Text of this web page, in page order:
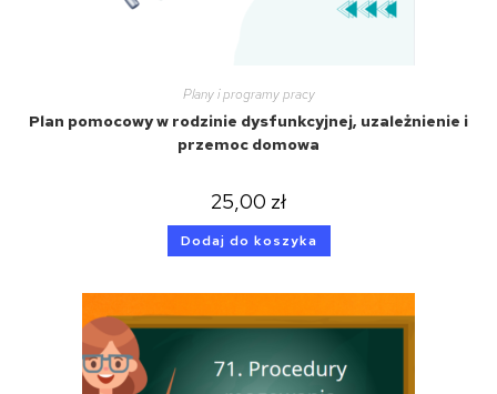
Plany i programy pracy
Plan pomocowy w rodzinie dysfunkcyjnej, uzależnienie i
przemoc domowa
25,00 zł
Dodaj do koszyka